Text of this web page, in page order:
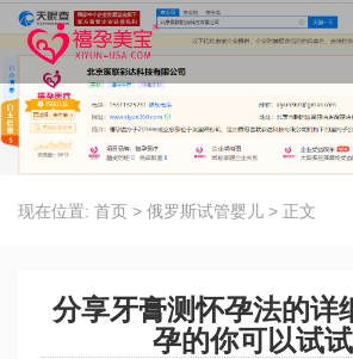
现在位置: 首页 > 俄罗斯试管婴儿 > 正文
分享牙膏测怀孕法的详
孕的你可以试试